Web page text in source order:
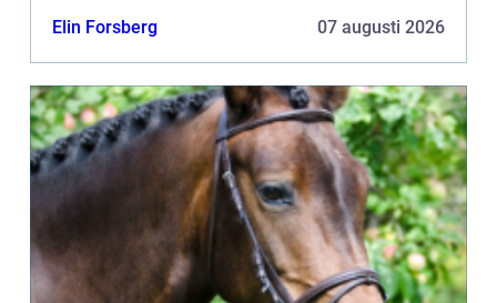
Elin Forsberg 07 augusti 2026